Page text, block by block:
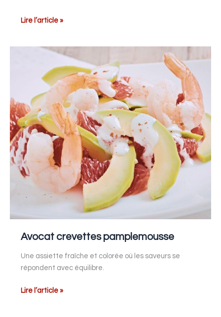
Lire l’article »
Avocat crevettes pamplemousse
Une assiette fraîche et colorée où les saveurs se
répondent avec équilibre.
pamplemousse
Lire l’article »